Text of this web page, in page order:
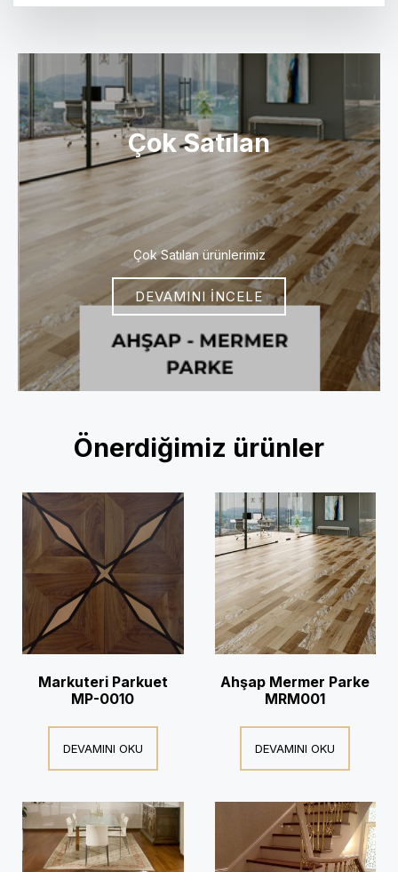
Çok Satılan
Çok Satılan ürünlerimiz
DEVAMINI İNCELE
Önerdiğimiz ürünler
Markuteri Parkuet
MP-0010
DEVAMINI OKU
Ahşap Mermer Parke
MRM001
DEVAMINI OKU